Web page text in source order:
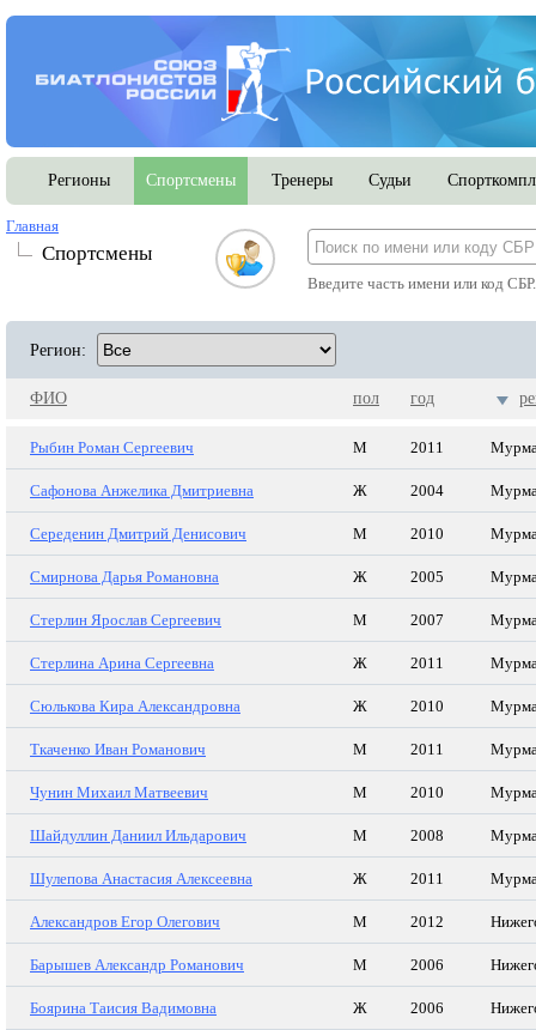
Регионы Спортсмены Тренеры Судьи
Главная
Спортсмены
Введите часть имени или код
Регион:
ФИО пол год
Рыбин Роман Сергеевич М 2011
Сафонова Анжелика Дмитриевна Ж 2004
Середенин Дмитрий Денисович М 2010
Смирнова Дарья Романовна Ж 2005
Стерлин Ярослав Сергеевич М 2007
Стерлина Арина Сергеевна Ж 2011
Сюлькова Кира Александровна Ж 2010
Ткаченко Иван Романович М 2011
Чунин Михаил Матвеевич М 2010
Шайдуллин Даниил Ильдарович М 2008
Шулепова Анастасия Алексеевна Ж 2011
Александров Егор Олегович М 2012
Барышев Александр Романович М 2006
Боярина Таисия Вадимовна Ж 2006